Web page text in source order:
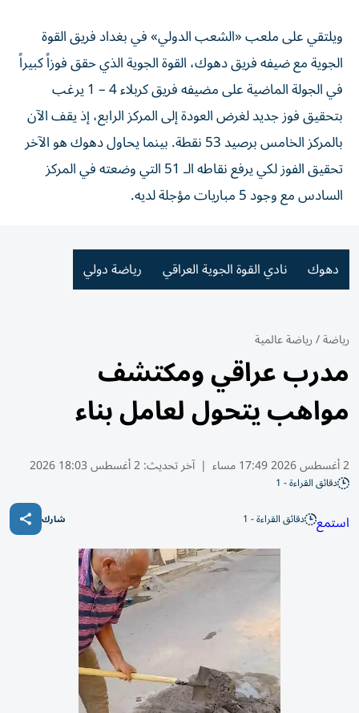
ويلتقي على ملعب «الشعب الدولي» في بغداد فريق القوة
الجوية مع ضيفه فريق دهوك، القوة الجوية الذي حقق فوزاً كبيراً
في الجولة الماضية على مضيفه فريق كربلاء 4 – 1 يرغب
بتحقيق فوز جديد لغرض العودة إلى المركز الرابع، إذ يقف الآن
بالمركز الخامس برصيد 53 نقطة. بينما يحاول دهوك هو الآخر
تحقيق الفوز لكي يرفع نقاطه الـ 51 التي وضعته في المركز
السادس مع وجود 5 مباريات مؤجلة لديه.
دهوك نادي القوة الجوية العراقي رياضة دولي
رياضة/رياضة عالمية
مدرب عراقي ومكتشف
مواهب يتحول لعامل بناء
2 أغسطس 2026 17:49 مساء | آخر تحديث:2 أغسطس 18:03 2026
دقائق القراءة - 1
استمع دقائق القراءة - 1 شارك